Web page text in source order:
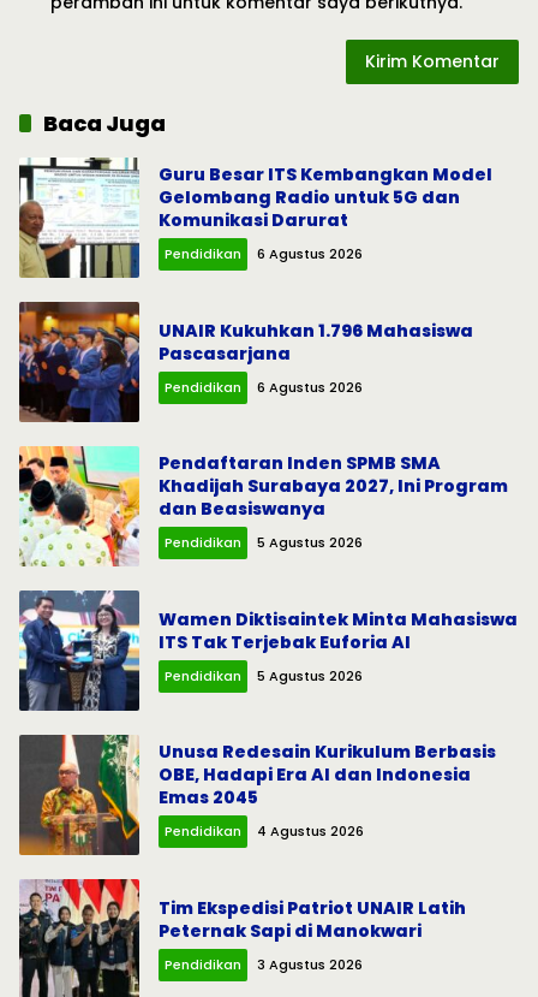
Baca Juga
Guru Besar ITS Kembangkan Model
Gelombang Radio untuk 5G dan
Komunikasi Darurat
Pendidikan 6 Agustus 2026
UNAIR Kukuhkan 1.796 Mahasiswa
Pascasarjana
Pendidikan 6 Agustus 2026
Pendaftaran Inden SPMB SMA
Khadijah Surabaya 2027, Ini Program
dan Beasiswanya
Pendidikan 5 Agustus 2026
Wamen Diktisaintek Minta Mahasiswa
ITS Tak Terjebak Euforia AI
Pendidikan 5 Agustus 2026
Unusa Redesain Kurikulum Berbasis
OBE, Hadapi Era AI dan Indonesia
Emas 2045
Pendidikan 4 Agustus 2026
Tim Ekspedisi Patriot UNAIR Latih
Peternak Sapi di Manokwari
Pendidikan 3 Agustus 2026